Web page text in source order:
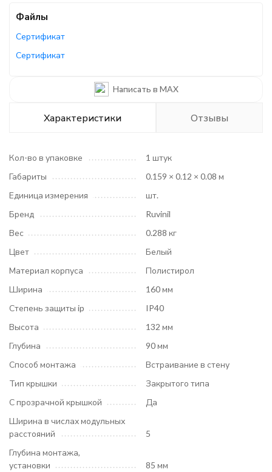
Файлы
Сертификат
Сертификат
Написать в MAX
Характеристики Отзывы
Кол-во в упаковке
1 штук
Габариты
0.159 × 0.12 × 0.08 м
Единица измерения
шт.
Бренд
Ruvinil
Вес
0.288 кг
Цвет
Белый
Материал корпуса
Полистирол
Ширина
160 мм
Степень защиты ip
IP40
Высота
132 мм
Глубина
90 мм
Способ монтажа
Встраивание в стену
Тип крышки
Закрытого типа
С прозрачной крышкой
Да
Ширина в числах модульных
расстояний
5
Глубина монтажа,
установки
85 мм